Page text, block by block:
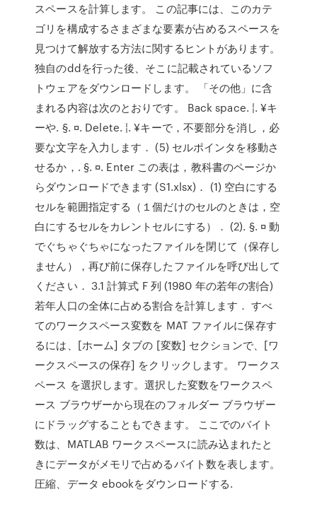
スペースを計算します。 この記事には、このカテ
ゴリを構成するさまざまな要素が占めるスペースを
見つけて解放する方法に関するヒントがあります。
独自のddを行った後、そこに記載されているソフ
トウェアをダウンロードします。 「その他」に含
まれる内容は次のとおりです。 Back space. ¦. ¥キ
ーや. §. ¤. Delete. ¦. ¥キーで，不要部分を消し，必
要な文字を入力します． (5) セルポインタを移動さ
せるか，. §. ¤. Enter この表は，教科書のページか
らダウンロードできます (S1.xlsx)． (1) 空白にする
セルを範囲指定する（１個だけのセルのときは，空
白にするセルをカレントセルにする）． (2). §. ¤ 動
でぐちゃぐちゃになったファイルを閉じて（保存し
ません），再び前に保存したファイルを呼び出して
ください． 3.1 計算式 F 列 (1980 年の若年の割合)
若年人口の全体に占める割合を計算します． すべ
てのワークスペース変数を MAT ファイルに保存す
るには、[ホーム] タブの [変数] セクションで、[ワ
ークスペースの保存] をクリックします。 ワークス
ペース を選択します。選択した変数をワークスペ
ース ブラウザーから現在のフォルダー ブラウザー
にドラッグすることもできます。 ここでのバイト
数は、MATLAB ワークスペースに読み込まれたと
きにデータがメモリで占めるバイト数を表します。
圧縮、データ ebookをダウンロードする.